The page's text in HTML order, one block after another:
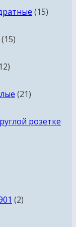
1515
1515
1212
2121
розетке
2товара